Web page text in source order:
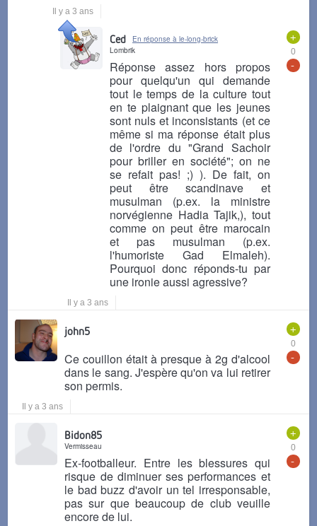
Il y a 3 ans
+
0
-
Ced
En réponse à le-long-brick
Lombrik
Réponse assez hors propos
pour quelqu'un qui demande
tout le temps de la culture tout
en te plaignant que les jeunes
sont nuls et inconsistants (et ce
même si ma réponse était plus
de l'ordre du "Grand Sachoir
pour briller en société"; on ne
se refait pas! ;) ). De fait, on
peut être scandinave et
musulman (p.ex. la ministre
norvégienne Hadia Tajik,), tout
comme on peut être marocain
et pas musulman (p.ex.
l'humoriste Gad Elmaleh).
Pourquoi donc réponds-tu par
une ironie aussi agressive?
Il y a 3 ans
+
0
-
john5
Ce couillon était à presque à 2g d'alcool
dans le sang. J'espère qu'on va lui retirer
son permis.
Il y a 3 ans
+
0
-
Bidon85
Vermisseau
Ex-footballeur. Entre les blessures qui
risque de diminuer ses performances et
le bad buzz d'avoir un tel irresponsable,
pas sur que beaucoup de club veuille
encore de lui.